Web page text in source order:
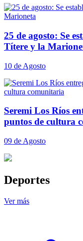
25 de agosto: Se
Títere y la
10 de Agosto
Seremi Los Ríos
puntos de cultura
09 de Agosto
Deportes
Ver más